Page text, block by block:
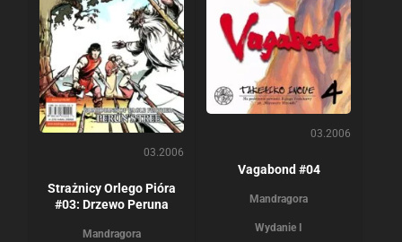
03.2006
Strażnicy Orlego Pióra
#03: Drzewo Peruna
Mandragora
03.2006
Vagabond #04
Mandragora
Wydanie I